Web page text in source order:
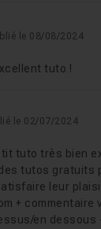
le 08/08/2024
tuto !
le 02/07/2024
tuto très bien
tutos gratuits
leur
+
en